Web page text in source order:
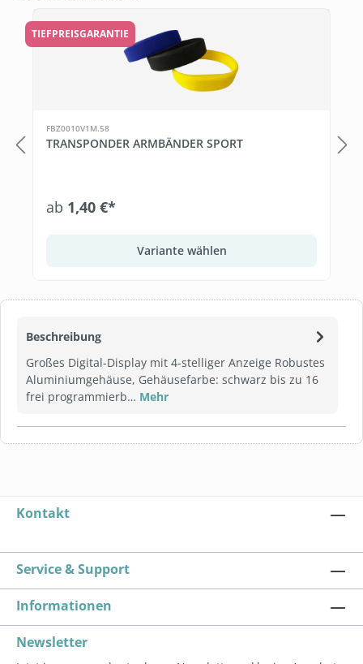
Beschreibung
Großes Digital-Display mit 4-stelliger Anzeige Robustes
Aluminiumgehäuse, Gehäusefarbe: schwarz bis zu 16
frei programmierb… Mehr
TIEFPREISGARANTIE
FBZ0010V1M.58
TRANSPONDER ARMBÄNDER SPORT
ab 1,40 €*
Variante wählen
Kontakt
Service & Support
Informationen
Newsletter